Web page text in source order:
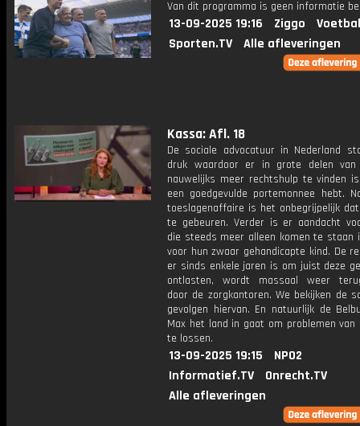
Van dit programma is geen informatie
13-09-2025 19:16 Ziggo
Sporten.TV
Alle afleveringen
Kassa: Afl. 18
De sociale advocatuur in Nederland
druk waardoor er in grote delen
nauwelijks meer rechtshulp te vinden
een goedgevulde portemonnee hebt.
toeslagenaffaire is het onbegrijpelijk
te gebeuren. Verder is er aandacht
die steeds meer alleen komen te staan
voor hun zwaar gehandicapte kind. De
er sinds enkele jaren is om juist deze
ontlasten, wordt massaal weer
door de zorgkantoren. We bekijken de
gevolgen hiervan. En natuurlijk de
Max het land in gaat om problemen van
te lossen.
13-09-2025 19:15
NPO2
Informatief.TV
Onrecht.TV
Alle afleveringen